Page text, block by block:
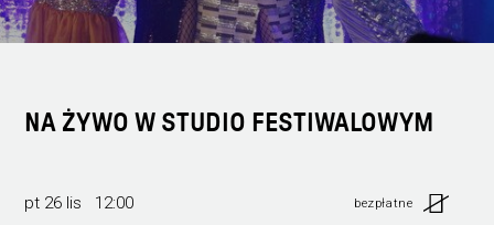
NA ŻYWO W STUDIO FESTIWALOWYM
pt 26 lis 12:00 bezpłatne